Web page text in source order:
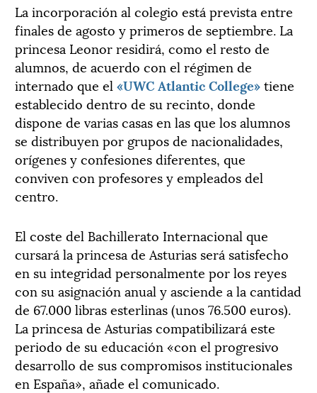
La incorporación al colegio está prevista entre
finales de agosto y primeros de septiembre. La
princesa Leonor residirá, como el resto de
alumnos, de acuerdo con el régimen de
internado que el «UWC Atlantic College»tiene
establecido dentro de su recinto, donde
dispone de varias casas en las que los alumnos
se distribuyen por grupos de nacionalidades,
orígenes y confesiones diferentes, que
conviven con profesores y empleados del
centro.
El coste del Bachillerato Internacional que
cursará la princesa de Asturias será satisfecho
en su integridad personalmente por los reyes
con su asignación anual y asciende a la cantidad
de 67.000 libras esterlinas (unos 76.500 euros).
La princesa de Asturias compatibilizará este
periodo de su educación «con el progresivo
desarrollo de sus compromisos institucionales
en España», añade el comunicado.